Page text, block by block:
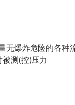
无爆炸危险的各种
测(控)压力